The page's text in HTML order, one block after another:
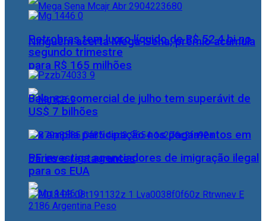
Ninguém acerta Mega-Sena; prêmio acumula
para R$ 165 milhões
Pix amplia participação nos pagamentos em
bares e restaurantes
Petrobras tem lucro líquido de R$ 52,4 bi no
segundo trimestre
Balança comercial de julho tem superávit de
US$ 7 bilhões
PF investiga agenciadores de imigração ilegal
para os EUA